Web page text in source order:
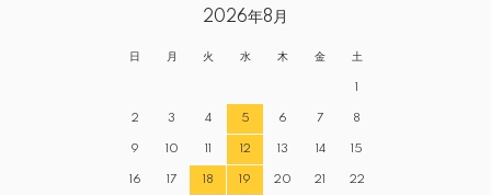
2026年8月
日 月 火 水 木 金 土
1
2 3 4 5 6 7 8
9 10 11 12 13 14 15
16 17 18 19 20 21 22